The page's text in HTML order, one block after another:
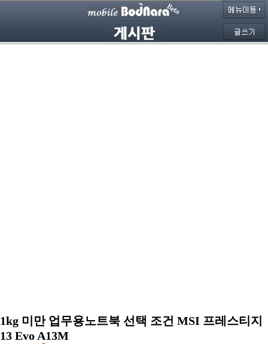
1kg 미만 업무용노트북 선택 조건 MSI 프레스티지
13 Evo A13M